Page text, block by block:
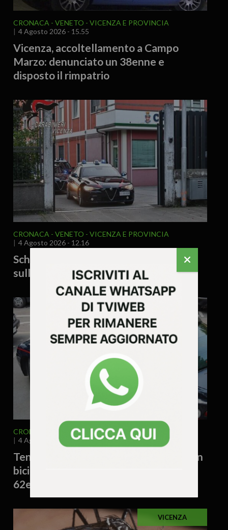
CRONACA VENETO
VICENZA E PROVINCIA
4 Agosto 2026 - 15.55
Vicenza, accoltellamento a Campo
Marzo: denunciato un 38enne e
disposto il rimpatrio
CRONACA VENETO
VICENZA E PROVINCIA
4 Agosto 2026 - 12.16
Schio, locale sospeso: gravi violazioni
sulla sicurezza sul lavoro
CRONACA VENETO
VICENZA E PROVINCIA
4 Agosto 2026 - 12.14
Tenta di rubare la borsa a una 71enne in
bicicletta e la fa cadere: denunciato un
62enne
VICENZA